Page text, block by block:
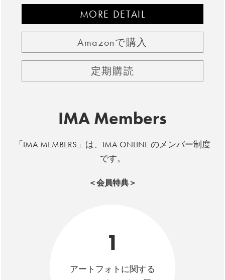
MORE DETAIL
Amazonで購入
定期購読
IMA Members
「IMA MEMBERS」は、IMA ONLINE のメンバー制度
です。
＜会員特典＞
1
アートフォトに関する